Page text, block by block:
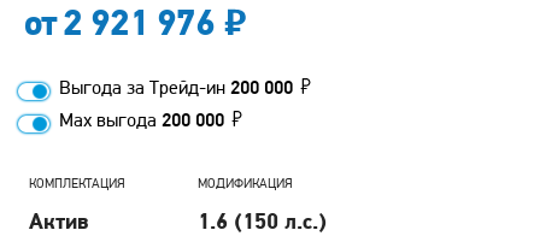
от2 921 976
Выгода за Трейд-ин 200 000
Max выгода 200 000
КОМПЛЕКТАЦИЯ
Актив
МОДИФИКАЦИЯ
1.6 (150 л.с.)